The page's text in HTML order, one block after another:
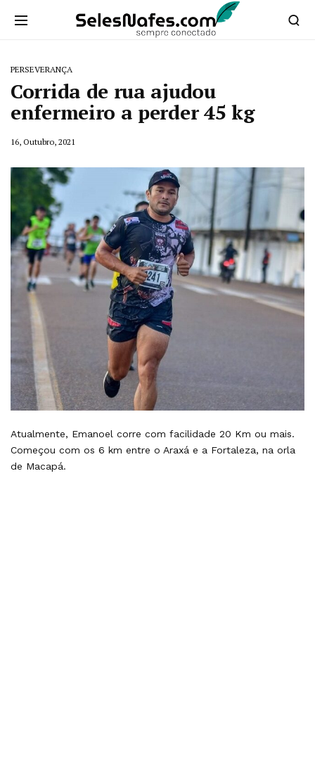
PERSEVERANÇA
Corrida de rua ajudou
enfermeiro a perder 45 kg
16, Outubro, 2021
Atualmente, Emanoel corre com facilidade 20 Km ou mais.
Começou com os 6 km entre o Araxá e a Fortaleza, na orla
de Macapá.